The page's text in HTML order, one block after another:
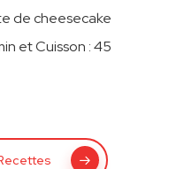
de cheesecake
et Cuisson : 45
Cacahuetes «
Pate À Tartiner